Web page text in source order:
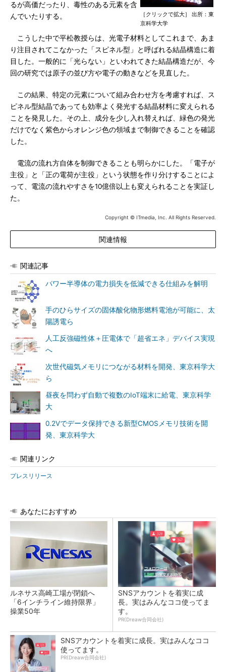
［クリックで拡大］ 出所：東
京科学大学
るが高価だったり、毒性のある元素を含
んでいたりする。
こうした中で平松教授らは、光電子材料としてこれまで、あま
り注目されてこなかった「スピネル型」と呼ばれる結晶構造に着
目した。一般的に「光らない」といわれてきた結晶構造だが、今
回の研究では原子の並び方や電子の動きなどを見直した。
この結果、特定の元素について組み合わせ方を考慮すれば、ス
ピネル型結晶であっても効率よく発光する結晶材料に変えられる
ことを発見した。その上、成分を少し入れ替えれば、緑色の発光
だけでなく紫色からオレンジ色の領域まで制御できることを確認
した。
電流の流れ方自体を制御できることも明らかにした。「電子が
主役」と「正の電荷が主役」という状態を作り分けすることによ
って、電流の流れやすさを10億倍以上も変えられることを実証し
た。
Copyright © ITmedia, Inc. All Rights Reserved.
関連情報
関連記事
パワー半導体の電力損失を低減できる仕組みを解明
手のひらサイズの固体酸化物形燃料電池が可能に、太
陽誘電ら
人工反強磁性体＋圧電体で「超省エネ」デバイス実現
へ
次世代磁気メモリにつながる材料を開発、東京科学大
ら
昼夜を問わず自動で複数のIoT端末に給電、東京科学
大
0.2Vでデータ保持できる新型CMOSメモリ技術を開
発、東京科学大
関連リンク
プレスリリース
あなたにおすすめ
ルネサス高崎工場が閉鎖へ
「6インチライン維持限界」
操業50年
SNSアカウントを着実に成
長。実はみんなココ使ってま
す。
PR(Dreaw合同会社)
SNSアカウントを着実に成長。実はみんなココ
使ってます。
PR(Dreaw合同会社)